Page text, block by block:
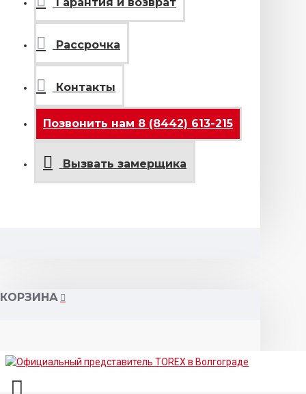
Рассрочка
Контакты
Позвонить нам 8 (8442) 613-215
Вызвать замерщика
КОРЗИНА